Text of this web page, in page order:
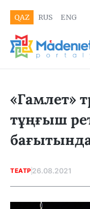
QAZ RUS ENG
«Гамлет»
тұңғыш
ТЕАТР 26.08.2021